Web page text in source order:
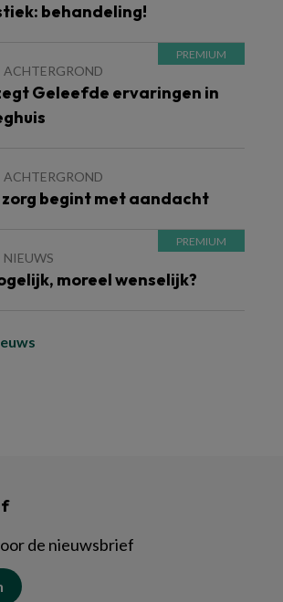
behandeling!
ACHTERGROND
Geleefde ervaringen in
ACHTERGROND
begint met aandacht
NIEUWS
moreel wenselijk?
de nieuwsbrief